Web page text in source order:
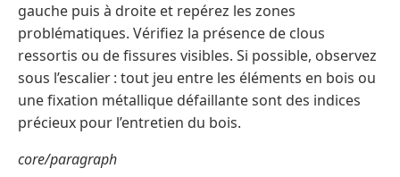
gauche puis à droite et repérez les zones
problématiques. Vérifiez la présence de clous
ressortis ou de fissures visibles. Si possible, observez
sous l’escalier : tout jeu entre les éléments en bois ou
une fixation métallique défaillante sont des indices
précieux pour l’entretien du bois.
core/paragraph